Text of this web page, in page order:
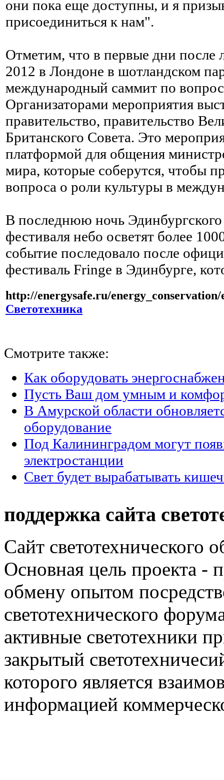
они пока еще доступны, и я
присоединиться к нам".
Отметим, что в первые дни после
2012 в Лондоне в шотландском
международный саммит по
Организаторами мероприятия
правительство, правительство
Британского Совета. Это
платформой для общения
мира, которые соберутся, чтобы
вопроса о роли культуры в
В последнюю ночь
фестиваля небо осветят более
событие последовало после
фестиваль Fringe в Эдинбурге,
http://energysafe.ru/energy_conservation/
Светотехника
Смотрите также:
Как оборудовать
Пусть Ваш дом умным и
В Амурской области
оборудование
Под Калининградом могут
электростанции
Свет будет вырабатывать
поддержка сайта
Сайт светотехнического
Основная цель проекта -
обмену опытом
светотехнического
активные светотехники
закрытый
которого является
информацией